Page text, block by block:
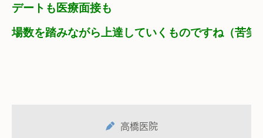
デートも医療面接も
場数を踏みながら上達していくものですね（苦笑
高橋医院